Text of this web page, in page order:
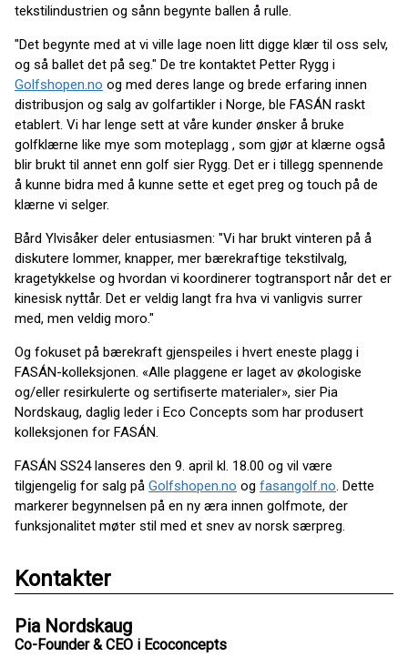
tekstilindustrien og sånn begynte ballen å rulle.
"Det begynte med at vi ville lage noen litt digge klær til oss selv,
og så ballet det på seg." De tre kontaktet Petter Rygg i
Golfshopen.no og med deres lange og brede erfaring innen
distribusjon og salg av golfartikler i Norge, ble FASÁN raskt
etablert. Vi har lenge sett at våre kunder ønsker å bruke
golfklærne like mye som moteplagg , som gjør at klærne også
blir brukt til annet enn golf sier Rygg. Det er i tillegg spennende
å kunne bidra med å kunne sette et eget preg og touch på de
klærne vi selger.
Bård Ylvisåker deler entusiasmen: "Vi har brukt vinteren på å
diskutere lommer, knapper, mer bærekraftige tekstilvalg,
kragetykkelse og hvordan vi koordinerer togtransport når det er
kinesisk nyttår. Det er veldig langt fra hva vi vanligvis surrer
med, men veldig moro."
Og fokuset på bærekraft gjenspeiles i hvert eneste plagg i
FASÁN-kolleksjonen. «Alle plaggene er laget av økologiske
og/eller resirkulerte og sertifiserte materialer», sier Pia
Nordskaug, daglig leder i Eco Concepts som har produsert
kolleksjonen for FASÁN.
FASÁN SS24 lanseres den 9. april kl. 18.00 og vil være
tilgjengelig for salg på Golfshopen.no og fasangolf.no. Dette
markerer begynnelsen på en ny æra innen golfmote, der
funksjonalitet møter stil med et snev av norsk særpreg.
Kontakter
Pia Nordskaug
Co-Founder & CEO i Ecoconcepts